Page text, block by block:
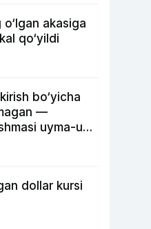
akasiga
qo‘yildi
bo‘yicha
—
uyma-uy
haqida
dollar kursi